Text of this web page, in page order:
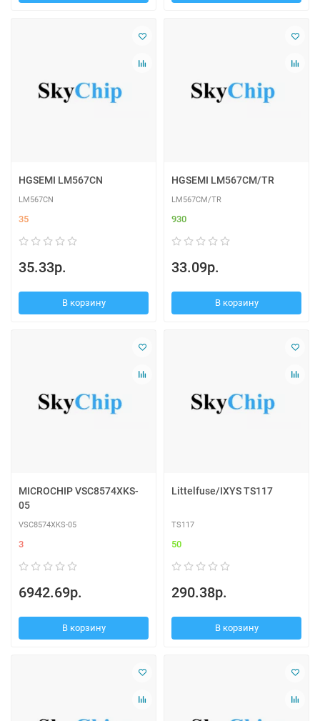
HGSEMI LM567CN
LM567CN
35
35.33р.
В корзину
HGSEMI LM567CM/TR
LM567CM/TR
930
33.09р.
В корзину
MICROCHIP VSC8574XKS-
05
VSC8574XKS-05
3
6942.69р.
В корзину
Littelfuse/IXYS TS117
TS117
50
290.38р.
В корзину